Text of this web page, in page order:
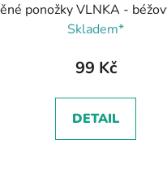
ponožky VLNKA -
Skladem*
99 Kč
DETAIL